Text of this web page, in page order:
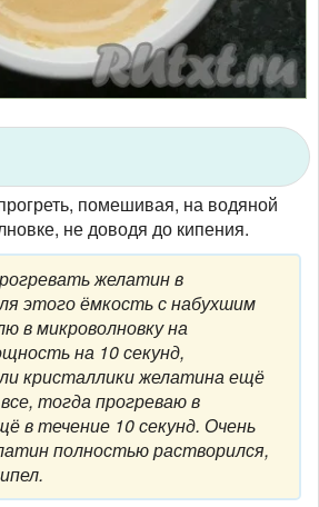
помешивая, на водяной
не доводя до кипения.
желатин в
этого ёмкость с набухшим
в микроволновку на
на 10 секунд,
кристаллики желатина ещё
тогда прогреваю в
в течение 10 секунд. Очень
полностью растворился,